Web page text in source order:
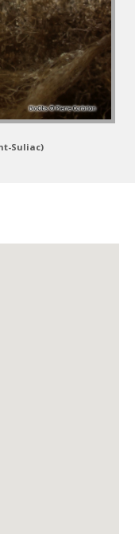
Suliac)